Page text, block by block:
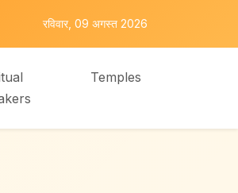
रविवार, 09 अगस्त 2026
Temples